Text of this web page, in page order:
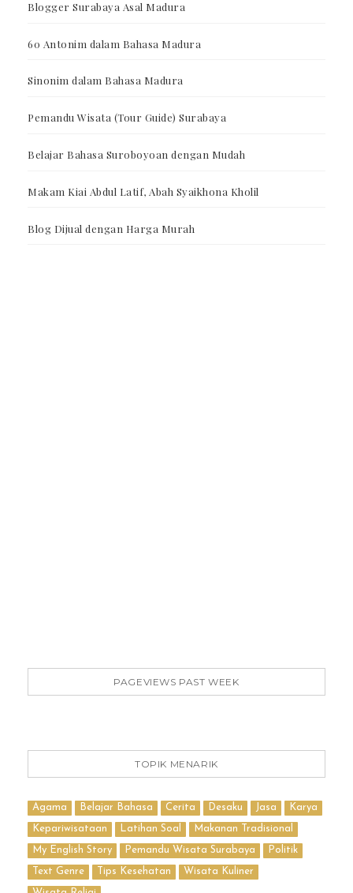
Blogger Surabaya Asal Madura
60 Antonim dalam Bahasa Madura
Sinonim dalam Bahasa Madura
Pemandu Wisata (Tour Guide) Surabaya
Belajar Bahasa Suroboyoan dengan Mudah
Makam Kiai Abdul Latif, Abah Syaikhona Kholil
Blog Dijual dengan Harga Murah
PAGEVIEWS PAST WEEK
TOPIK MENARIK
Agama Belajar Bahasa Cerita Desaku Jasa Karya
Kepariwisataan Latihan Soal Makanan Tradisional
My English Story Pemandu Wisata Surabaya Politik
Text Genre Tips Kesehatan Wisata Kuliner